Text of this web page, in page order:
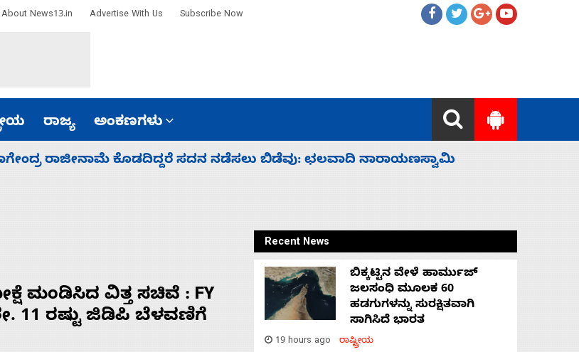
About News13.in Advertise With Us Subscribe Now
ರಾಜ್ಯ ಅಂಕಣಗಳು
ಸಂಪುಟ ವಿಸ್ತರಣೆ ಮಾಡಿದ್ದು ಹಣಬಲ ಮತ್ತು ಹೈಕಮಾಂಡ್ ರಾಜಕಾರಣಕ್ಕೆ: ವಿಜಯೇಂದ್ರ
ಮಂಡಿಸಿದ ವಿತ್ತ ಸಚಿವೆ : FY
11 ರಷ್ಟು ಜಿಡಿಪಿ ಬೆಳವಣಿಗೆ
Recent News
ಬಿಕ್ಕಟ್ಟಿನ ವೇಳೆ ಹಾರ್ಮುಜ್
ಜಲಸಂಧಿ ಮೂಲಕ 60
ಹಡಗುಗಳನ್ನು ಸುರಕ್ಷಿತವಾಗಿ
ಸಾಗಿಸಿದೆ ಭಾರತ
19 hours ago ರಾಷ್ಟ್ರೀಯ